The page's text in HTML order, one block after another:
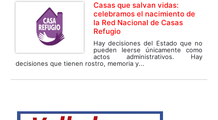
Casas que salvan vidas:
celebramos el nacimiento de
la Red Nacional de Casas
Refugio
Hay decisiones del Estado que no
pueden leerse únicamente como
actos administrativos. Hay
decisiones que tienen rostro, memoria y...